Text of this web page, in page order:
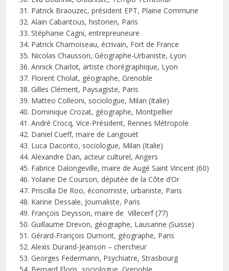
Patrick Braouzec, président EPT, Plaine Commune
Alain Cabantous, historien, Paris
Stéphanie Cagni, entrepreuneure
Patrick Chamoiseau, écrivain, Fort de France
Nicolas Chausson, Géographe-Urbaniste, Lyon
Annick Charlot, artiste chorégraphique, Lyon
Florent Cholat, géographe, Grenoble
Gilles Clément, Paysagiste, Paris
Matteo Colleoni, sociologue, Milan (Italie)
Dominique Crozat, géographe, Montpellier
André Crocq, Vice-Président, Rennes Métropole
Daniel Cueff, maire de Langouët
Luca Daconto, sociologue, Milan (Italie)
Alexandre Dan, acteur culturel, Angers
Fabrice Dalongeville, maire de Augé Saint Vincent (60)
Yolaine De Courson, députée de la Côte d’Or
Priscilla De Roo, économiste, urbaniste, Paris
Karine Dessale, Journaliste, Paris
François Deysson, maire de Villecerf (77)
Guillaume Drevon, géographe, Lausanne (Suisse)
Gérard-François Dumont, géographe, Paris
Alexis Durand-Jeanson – chercheur
Georges Federmann, Psychiatre, Strasbourg